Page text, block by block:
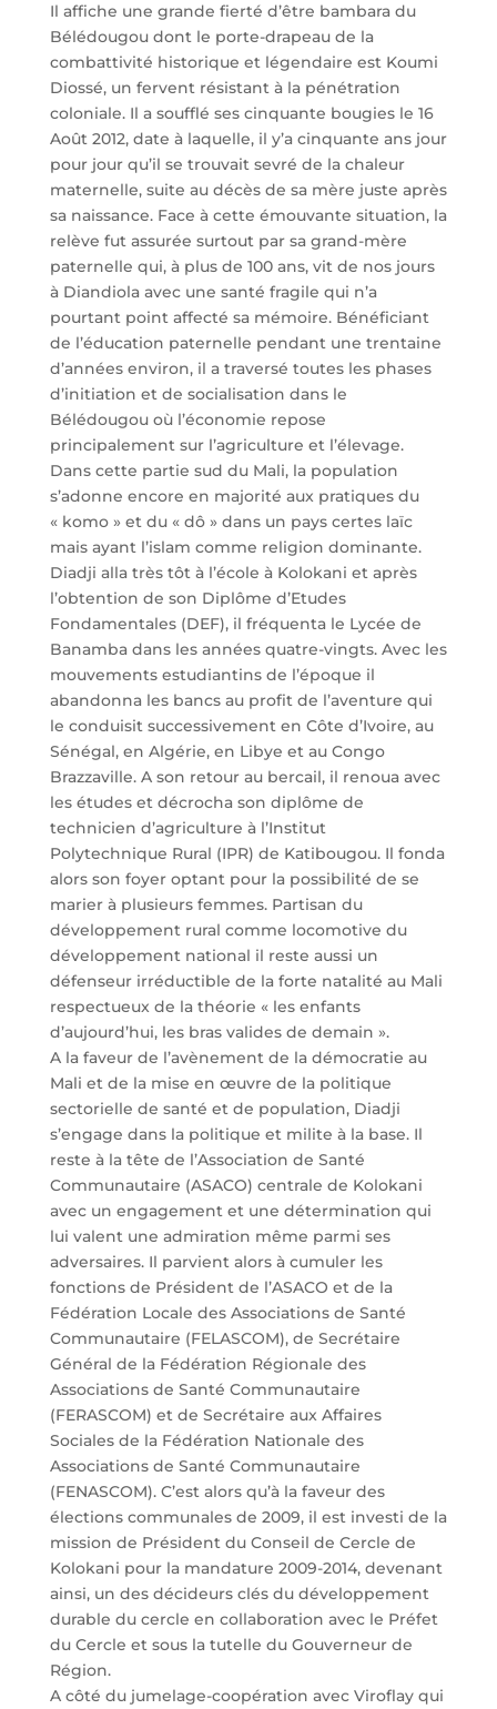
Il affiche une grande fierté d’être bambara du
Bélédougou dont le porte-drapeau de la
combattivité historique et légendaire est Koumi
Diossé, un fervent résistant à la pénétration
coloniale. Il a soufflé ses cinquante bougies le 16
Août 2012, date à laquelle, il y’a cinquante ans jour
pour jour qu’il se trouvait sevré de la chaleur
maternelle, suite au décès de sa mère juste après
sa naissance. Face à cette émouvante situation, la
relève fut assurée surtout par sa grand-mère
paternelle qui, à plus de 100 ans, vit de nos jours
à Diandiola avec une santé fragile qui n’a
pourtant point affecté sa mémoire. Bénéficiant
de l’éducation paternelle pendant une trentaine
d’années environ, il a traversé toutes les phases
d’initiation et de socialisation dans le
Bélédougou où l’économie repose
principalement sur l’agriculture et l’élevage.
Dans cette partie sud du Mali, la population
s’adonne encore en majorité aux pratiques du
« komo » et du « dô » dans un pays certes laïc
mais ayant l’islam comme religion dominante.
Diadji alla très tôt à l’école à Kolokani et après
l’obtention de son Diplôme d’Etudes
Fondamentales (DEF), il fréquenta le Lycée de
Banamba dans les années quatre-vingts. Avec les
mouvements estudiantins de l’époque il
abandonna les bancs au profit de l’aventure qui
le conduisit successivement en Côte d’Ivoire, au
Sénégal, en Algérie, en Libye et au Congo
Brazzaville. A son retour au bercail, il renoua avec
les études et décrocha son diplôme de
technicien d’agriculture à l’Institut
Polytechnique Rural (IPR) de Katibougou. Il fonda
alors son foyer optant pour la possibilité de se
marier à plusieurs femmes. Partisan du
développement rural comme locomotive du
développement national il reste aussi un
défenseur irréductible de la forte natalité au Mali
respectueux de la théorie « les enfants
d’aujourd’hui, les bras valides de demain ».
A la faveur de l’avènement de la démocratie au
Mali et de la mise en œuvre de la politique
sectorielle de santé et de population, Diadji
s’engage dans la politique et milite à la base. Il
reste à la tête de l’Association de Santé
Communautaire (ASACO) centrale de Kolokani
avec un engagement et une détermination qui
lui valent une admiration même parmi ses
adversaires. Il parvient alors à cumuler les
fonctions de Président de l’ASACO et de la
Fédération Locale des Associations de Santé
Communautaire (FELASCOM), de Secrétaire
Général de la Fédération Régionale des
Associations de Santé Communautaire
(FERASCOM) et de Secrétaire aux Affaires
Sociales de la Fédération Nationale des
Associations de Santé Communautaire
(FENASCOM). C’est alors qu’à la faveur des
élections communales de 2009, il est investi de la
mission de Président du Conseil de Cercle de
Kolokani pour la mandature 2009-2014, devenant
ainsi, un des décideurs clés du développement
durable du cercle en collaboration avec le Préfet
du Cercle et sous la tutelle du Gouverneur de
Région.
A côté du jumelage-coopération avec Viroflay qui